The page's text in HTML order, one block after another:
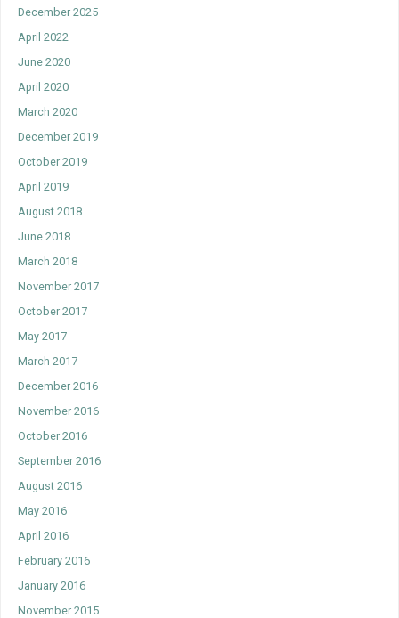
December 2025
April 2022
June 2020
April 2020
March 2020
December 2019
October 2019
April 2019
August 2018
June 2018
March 2018
November 2017
October 2017
May 2017
March 2017
December 2016
November 2016
October 2016
September 2016
August 2016
May 2016
April 2016
February 2016
January 2016
November 2015